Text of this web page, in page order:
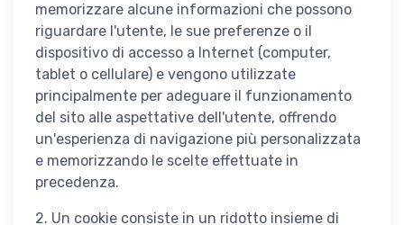
memorizzare alcune informazioni che possono
riguardare l'utente, le sue preferenze o il
dispositivo di accesso a Internet (computer,
tablet o cellulare) e vengono utilizzate
principalmente per adeguare il funzionamento
del sito alle aspettative dell'utente, offrendo
un'esperienza di navigazione più personalizzata
e memorizzando le scelte effettuate in
precedenza.
2. Un cookie consiste in un ridotto insieme di